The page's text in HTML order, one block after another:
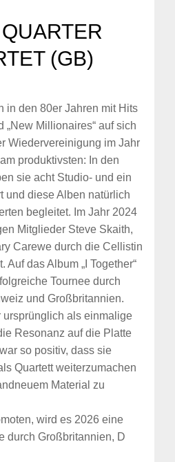
(GB)
in den 80er Jahren mit Hits
„New Millionaires“ auf sich
Wiedervereinigung im Jahr
produktivsten: In den
sie acht Studio- und ein
und diese Alben natürlich
begleitet. Im Jahr 2024
Mitglieder Steve Skaith,
Carewe durch die Cellistin
Auf das Album „I Together“
Tournee durch
und Großbritannien.
ursprünglich als einmalige
Resonanz auf die Platte
so positiv, dass sie
Quartett weiterzumachen
Material zu
wird es 2026 eine
durch Großbritannien, D